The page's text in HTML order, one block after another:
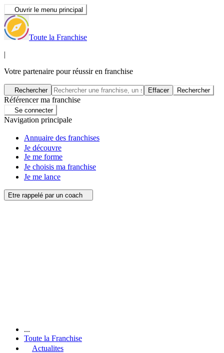
Ouvrir le menu principal
Toute la Franchise
|
Votre partenaire pour réussir en franchise
Rechercher Effacer Rechercher
Référencer ma franchise
Se connecter
Navigation principale
Annuaire des franchises
Je découvre
Je me forme
Je choisis ma franchise
Je me lance
Etre rappelé par un coach
...
Toute la Franchise
Actualites